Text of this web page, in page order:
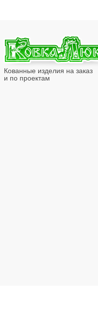
Кованные изделия на заказ
и по проектам